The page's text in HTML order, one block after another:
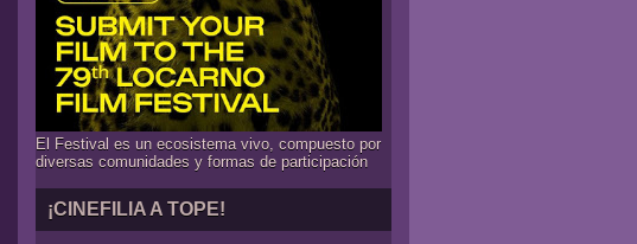
El Festival es un ecosistema vivo, compuesto por
diversas comunidades y formas de participación
¡CINEFILIA A TOPE!